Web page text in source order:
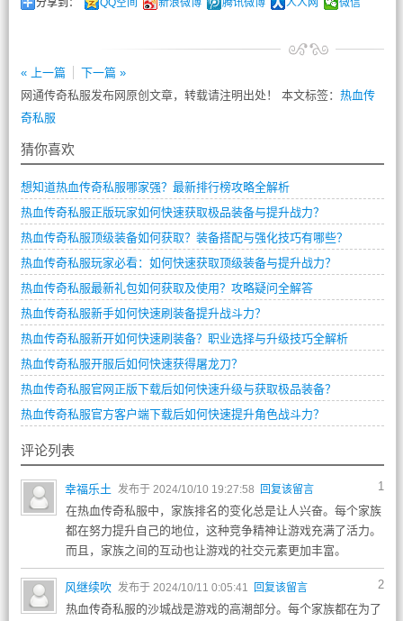
分享到： QQ空间 新浪微博 腾讯微博 人人网 微信
« 上一篇
下一篇 »
网通传奇私服发布网原创文章，转载请注明出处！ 本文标签： 热血传
奇私服
猜你喜欢
想知道热血传奇私服哪家强？最新排行榜攻略全解析
热血传奇私服正版玩家如何快速获取极品装备与提升战力？
热血传奇私服顶级装备如何获取？装备搭配与强化技巧有哪些？
热血传奇私服玩家必看：如何快速获取顶级装备与提升战力？
热血传奇私服最新礼包如何获取及使用？攻略疑问全解答
热血传奇私服新手如何快速刷装备提升战斗力？
热血传奇私服新开如何快速刷装备？职业选择与升级技巧全解析
热血传奇私服开服后如何快速获得屠龙刀？
热血传奇私服官网正版下载后如何快速升级与获取极品装备？
热血传奇私服官方客户端下载后如何快速提升角色战斗力？
评论列表
1
幸福乐土 发布于 2024/10/10 19:27:58 回复该留言
在热血传奇私服中，家族排名的变化总是让人兴奋。每个家族
都在努力提升自己的地位，这种竞争精神让游戏充满了活力。
而且，家族之间的互动也让游戏的社交元素更加丰富。
2
风继续吹 发布于 2024/10/11 0:05:41 回复该留言
热血传奇私服的沙城战是游戏的高潮部分。每个家族都在为了